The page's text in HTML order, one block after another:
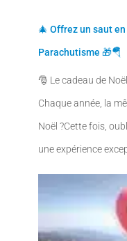
x
i
é
t
x
a
s
t
🎄 Offrez un saut
Parachutisme 🎁🪂
🎅 Le cadeau de
Chaque année, la
Noël ?Cette fois,
une expérience